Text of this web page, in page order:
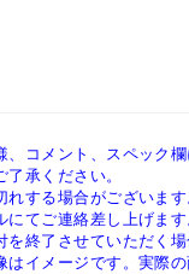
コメント、スペック
承ください。
する場合がございま
てご連絡差し上げま
終了させていただく場
イメージです。実際の